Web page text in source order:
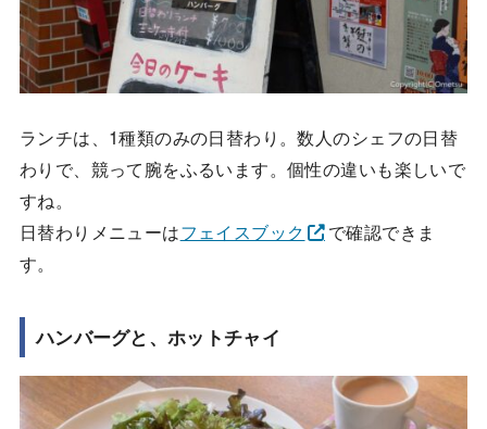
ランチは、1種類のみの日替わり。数人のシェフの日替
わりで、競って腕をふるいます。個性の違いも楽しいで
すね。
日替わりメニューはフェイスブック
で確認できま
す。
ハンバーグと、ホットチャイ